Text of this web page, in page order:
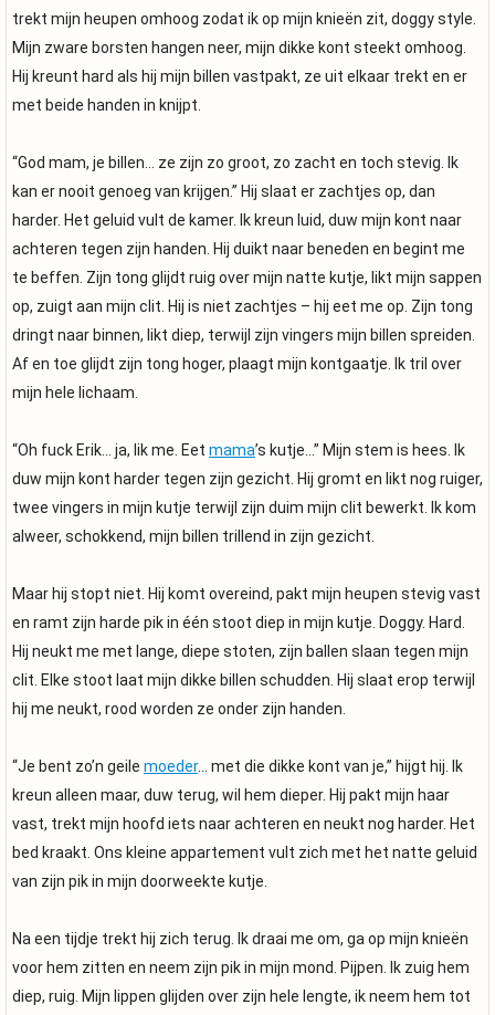
trekt mijn heupen omhoog zodat ik op mijn knieën zit, doggy style.
Mijn zware borsten hangen neer, mijn dikke kont steekt omhoog.
Hij kreunt hard als hij mijn billen vastpakt, ze uit elkaar trekt en er
met beide handen in knijpt.
“God mam, je billen… ze zijn zo groot, zo zacht en toch stevig. Ik
kan er nooit genoeg van krijgen.” Hij slaat er zachtjes op, dan
harder. Het geluid vult de kamer. Ik kreun luid, duw mijn kont naar
achteren tegen zijn handen. Hij duikt naar beneden en begint me
te beffen. Zijn tong glijdt ruig over mijn natte kutje, likt mijn sappen
op, zuigt aan mijn clit. Hij is niet zachtjes – hij eet me op. Zijn tong
dringt naar binnen, likt diep, terwijl zijn vingers mijn billen spreiden.
Af en toe glijdt zijn tong hoger, plaagt mijn kontgaatje. Ik tril over
mijn hele lichaam.
“Oh fuck Erik… ja, lik me. Eet mama’s kutje…” Mijn stem is hees. Ik
duw mijn kont harder tegen zijn gezicht. Hij gromt en likt nog ruiger,
twee vingers in mijn kutje terwijl zijn duim mijn clit bewerkt. Ik kom
alweer, schokkend, mijn billen trillend in zijn gezicht.
Maar hij stopt niet. Hij komt overeind, pakt mijn heupen stevig vast
en ramt zijn harde pik in één stoot diep in mijn kutje. Doggy. Hard.
Hij neukt me met lange, diepe stoten, zijn ballen slaan tegen mijn
clit. Elke stoot laat mijn dikke billen schudden. Hij slaat erop terwijl
hij me neukt, rood worden ze onder zijn handen.
“Je bent zo’n geile moeder… met die dikke kont van je,” hijgt hij. Ik
kreun alleen maar, duw terug, wil hem dieper. Hij pakt mijn haar
vast, trekt mijn hoofd iets naar achteren en neukt nog harder. Het
bed kraakt. Ons kleine appartement vult zich met het natte geluid
van zijn pik in mijn doorweekte kutje.
Na een tijdje trekt hij zich terug. Ik draai me om, ga op mijn knieën
voor hem zitten en neem zijn pik in mijn mond. Pijpen. Ik zuig hem
diep, ruig. Mijn lippen glijden over zijn hele lengte, ik neem hem tot